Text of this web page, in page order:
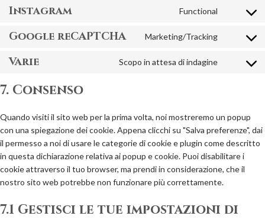
service
Instagram Functional
Consent
service
Google reCAPTCHA Marketing/Tracking
Consent
service
Varie Scopo in attesa di indagine
Consent
7. Consenso
Quando visiti il sito web per la prima volta, noi mostreremo un popup
con una spiegazione dei cookie. Appena clicchi su "Salva preferenze", dai
il permesso a noi di usare le categorie di cookie e plugin come descritto
in questa dichiarazione relativa ai popup e cookie. Puoi disabilitare i
cookie attraverso il tuo browser, ma prendi in considerazione, che il
nostro sito web potrebbe non funzionare più correttamente.
7.1 Gestisci le tue impostazioni di